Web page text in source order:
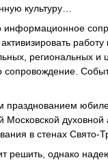
культуру…
региональных и
сопровождение.
празднованием
Московской
в стенах
решить, однако